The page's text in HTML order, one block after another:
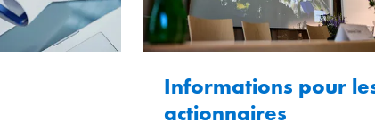
Informations pour
actionnaires